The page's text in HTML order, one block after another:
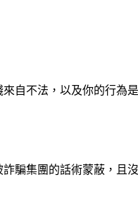
自不法，以及你的行為
騙集團的話術蒙蔽，且